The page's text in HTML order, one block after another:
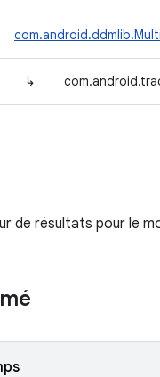
↳
de résultats pour le